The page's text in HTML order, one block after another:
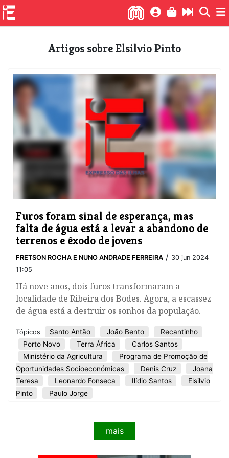
Artigos sobre Elsilvio Pinto
Furos foram sinal de esperança, mas
falta de água está a levar a abandono de
terrenos e êxodo de jovens
FRETSON ROCHA E NUNO ANDRADE FERREIRA / 30 jun 2024
11:05
Há nove anos, dois furos transformaram a
localidade de Ribeira dos Bodes. Agora, a escassez
de água está a destruir os sonhos da população.
Tópicos Santo Antão João Bento
Recantinho
Porto Novo
Terra África
Carlos Santos
Ministério da Agricultura
Programa de Promoção de
Oportunidades Socioeconómicas
Denis Cruz
Joana
Teresa
Leonardo Fonseca Ilídio Santos
Elsilvio
Pinto
Paulo Jorge
mais